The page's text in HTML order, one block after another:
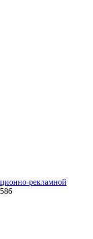
рекламной